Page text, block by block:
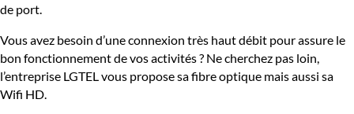
de port.
Vous avez besoin d’une connexion très haut débit pour assure le
bon fonctionnement de vos activités ? Ne cherchez pas loin,
l’entreprise LGTEL vous propose sa fibre optique mais aussi sa
Wifi HD.